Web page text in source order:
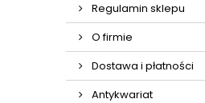
Regulamin sklepu
O firmie
Dostawa i płatności
Antykwariat